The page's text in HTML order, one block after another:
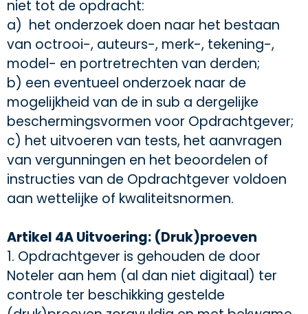
niet tot de opdracht:
a) het onderzoek doen naar het bestaan
van octrooi-, auteurs-, merk-, tekening-,
model- en portretrechten van derden;
b) een eventueel onderzoek naar de
mogelijkheid van de in sub a dergelijke
beschermingsvormen voor Opdrachtgever;
c) het uitvoeren van tests, het aanvragen
van vergunningen en het beoordelen of
instructies van de Opdrachtgever voldoen
aan wettelijke of kwaliteitsnormen.
Artikel 4A Uitvoering: (Druk)proeven
1. Opdrachtgever is gehouden de door
Noteler aan hem (al dan niet digitaal) ter
controle ter beschikking gestelde